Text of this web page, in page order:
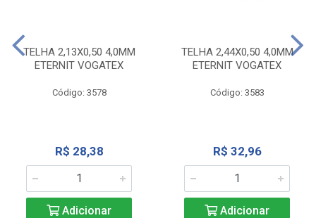
TELHA 2,13X0,50 4,0MM
ETERNIT VOGATEX
Código: 3578
R$ 28,38
Adicionar
TELHA 2,44X0,50 4,0MM
ETERNIT VOGATEX
Código: 3583
R$ 32,96
Adicionar